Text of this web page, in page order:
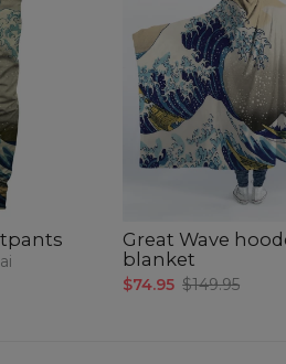
Great Wave
blanket
$74.95 $149.95